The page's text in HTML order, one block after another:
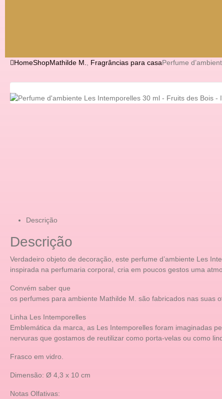
HomeShopMathilde M. Fragrâncias para casaPerfume
Descrição
Descrição
Verdadeiro objeto de decoração, este perfume d’ambiente Les
inspirada na perfumaria corporal, cria em poucos gestos uma
Convém saber que
os perfumes para ambiente Mathilde M. são fabricados nas suas
Linha Les Intemporelles
Emblemática da marca, as Les Intemporelles foram imaginadas
nervuras que gostamos de reutilizar como porta-velas ou como
Frasco em vidro.
Dimensão: Ø 4,3 x 10 cm
Notas Olfativas: